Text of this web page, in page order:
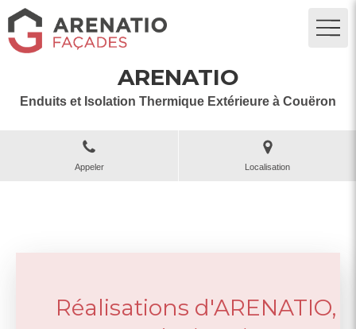
ARENATIO
Enduits et Isolation Thermique Extérieure à Couëron
Appeler Localisation
Réalisations d'ARENATIO,